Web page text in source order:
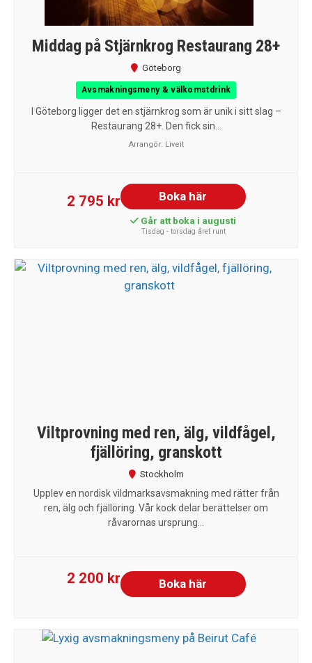
Middag på Stjärnkrog Restaurang 28+
Göteborg
Avsmakningsmeny & välkomstdrink
I Göteborg ligger det en stjärnkrog som är unik i sitt slag –
Restaurang 28+. Den fick sin...
Arrangör: Liveit
2 795 kr Boka här
Går att boka i augusti
Tisdag - torsdag året runt
Viltprovning med ren, älg, vildfågel,
fjällöring, granskott
Stockholm
Upplev en nordisk vildmarksavsmakning med rätter från
ren, älg och fjällöring. Vår kock delar berättelser om
råvarornas ursprung...
2 200 kr Boka här